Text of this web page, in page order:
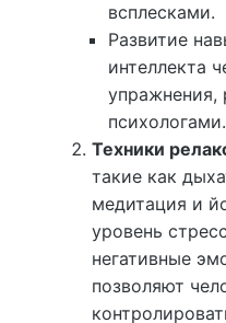
всплесками.
Развитие
интеллекта
упражнения,
психологами.
Техники
такие как
медитация и
уровень
негативные
позволяют